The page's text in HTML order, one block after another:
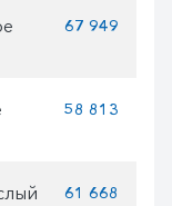
67 949
58 813
61 668